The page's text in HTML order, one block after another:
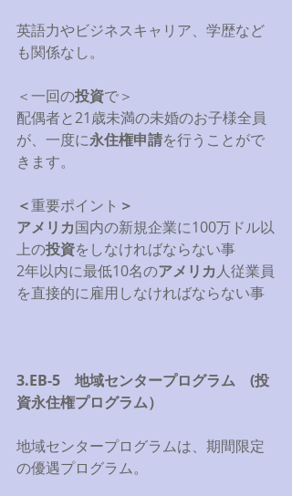
英語力やビジネスキャリア、学歴など
も関係なし。
＜一回の投資で＞
配偶者と21歳未満の未婚のお子様全員
が、一度に永住権申請を行うことがで
きます。
＜重要ポイント ＞
アメリカ国内の新規企業に100万ドル以
上の投資をしなければならない事
2年以内に最低10名のアメリカ 人従業員
を直接的に雇用しなければならない事
3.EB-5　地域センタープログラム　(投
資永住権プログラム）
地域センタープログラムは、期間限定
の優遇プログラム。